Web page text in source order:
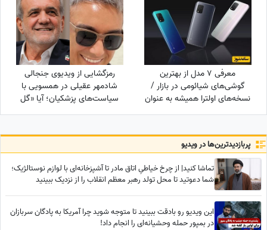
برای گیمینگ در بازار است
معرفی 7 مدل از بهترین
گوشی‌های شیائومی در بازار /
نسخه‌های اولترا همیشه به عنوان
بهترین گوشی های شیائومی
رمزگشایی از ویدیوی جنجالی
شادمهر عقیلی در همسویی با
سیاست‌های پزشکیان؛ آیا «گل
یاس» بلیت برگشت به خانه
پربازدید‌ترین‌ها در ویدیو
تماشا کنید| از چرخ خیاطیِ اتاق مادر تا آشپزخانه‌ای با لوازم نوستالژیک؛
شما دعوتید تا محل تولد رهبر معظم انقلاب را از نزدیک ببینید
این ویدیو رو بادقت ببینید تا متوجه شوید چرا آمریکا به پادگان سربازان
در بمپور حمله وحشیانه‌ای را انجام داد!